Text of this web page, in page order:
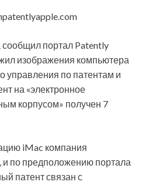
сообщил портал Patently
изображения компьютера
управления по патентам и
на «электронное
корпусом» получен 7
iMac компания
и по предположению портала
патент связан с